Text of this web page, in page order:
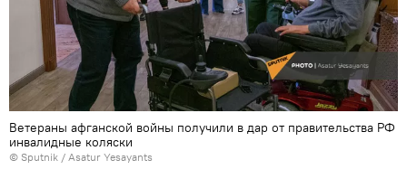
Ветераны афганской войны получили в дар от правительства РФ
инвалидные коляски
© Sputnik / Asatur Yesayants